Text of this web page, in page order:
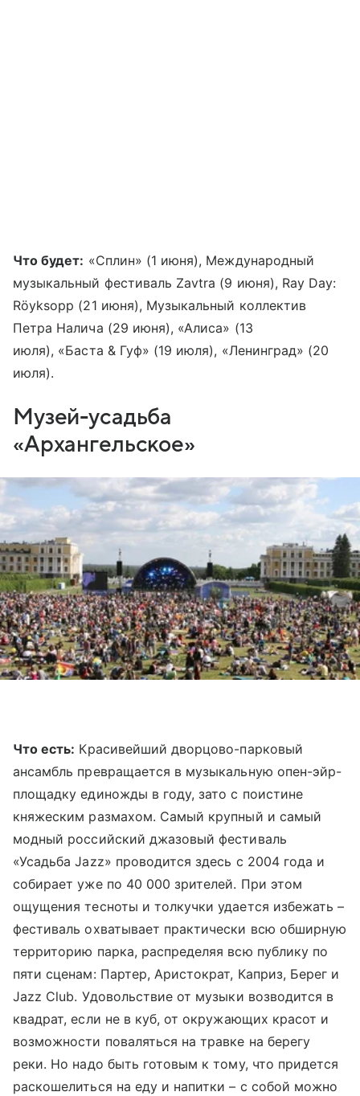
Что будет: «Сплин» (1 июня), Международный
музыкальный фестиваль Zavtra (9 июня), Ray Day:
Röyksopp (21 июня), Музыкальный коллектив
Петра Налича (29 июня), «Алиса» (13
июля), «Баста & Гуф» (19 июля), «Ленинград» (20
июля).
Музей-усадьба
«Архангельское»
Что есть: Красивейший дворцово-парковый
ансамбль превращается в музыкальную опен-эйр-
площадку единожды в году, зато с поистине
княжеским размахом. Самый крупный и самый
модный российский джазовый фестиваль
«Усадьба Jazz» проводится здесь с 2004 года и
собирает уже по 40 000 зрителей. При этом
ощущения тесноты и толкучки удается избежать –
фестиваль охватывает практически всю обширную
территорию парка, распределяя всю публику по
пяти сценам: Партер, Аристократ, Каприз, Берег и
Jazz Club. Удовольствие от музыки возводится в
квадрат, если не в куб, от окружающих красот и
возможности поваляться на травке на берегу
реки. Но надо быть готовым к тому, что придется
раскошелиться на еду и напитки – с собой можно